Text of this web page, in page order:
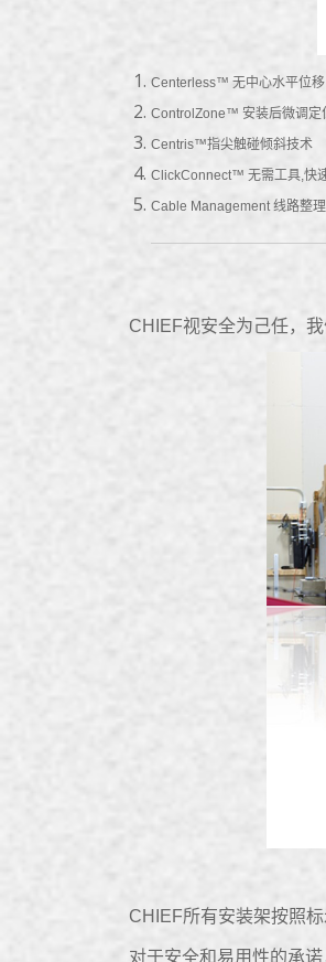
Centerless™ 无中心水平位移
ControlZone™ 安装后微调定
Centris™指尖触碰倾斜技术
ClickConnect™ 无需工具,快
Cable Management 线路整
CHIEF视安全为己任，
CHIEF所有安装架按照
对于安全和易用性的承